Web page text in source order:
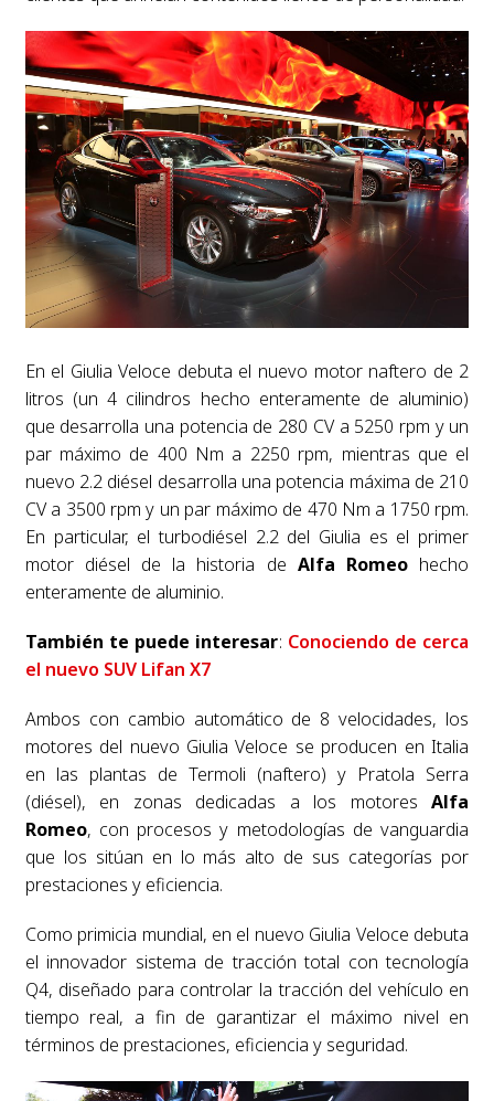
En el Giulia Veloce debuta el nuevo motor naftero de 2
litros (un 4 cilindros hecho enteramente de aluminio)
que desarrolla una potencia de 280 CV a 5250 rpm y un
par máximo de 400 Nm a 2250 rpm, mientras que el
nuevo 2.2 diésel desarrolla una potencia máxima de 210
CV a 3500 rpm y un par máximo de 470 Nm a 1750 rpm.
En particular, el turbodiésel 2.2 del Giulia es el primer
motor diésel de la historia de Alfa Romeo hecho
enteramente de aluminio.
También te puede interesar: Conociendo de cerca
el nuevo SUV Lifan X7
Ambos con cambio automático de 8 velocidades, los
motores del nuevo Giulia Veloce se producen en Italia
en las plantas de Termoli (naftero) y Pratola Serra
(diésel), en zonas dedicadas a los motoresAlfa
Romeo, con procesos y metodologías de vanguardia
que los sitúan en lo más alto de sus categorías por
prestaciones y eficiencia.
Como primicia mundial, en el nuevo Giulia Veloce debuta
el innovador sistema de tracción total con tecnología
Q4, diseñado para controlar la tracción del vehículo en
tiempo real, a fin de garantizar el máximo nivel en
términos de prestaciones, eficiencia y seguridad.